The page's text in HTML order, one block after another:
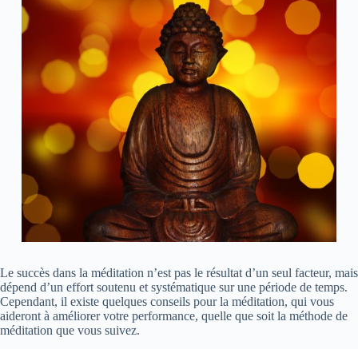
Le succès dans la méditation n’est pas le résultat d’un seul facteur, mais
dépend d’un effort soutenu et systématique sur une période de temps.
Cependant, il existe quelques conseils pour la méditation, qui vous
aideront à améliorer votre performance, quelle que soit la méthode de
méditation que vous suivez.